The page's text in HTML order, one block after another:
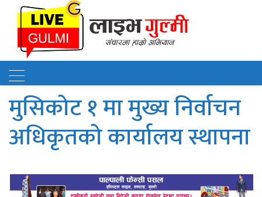
मुसिकोट १ मा मुख्य निर्वाचन
अधिकृतको कार्यालय स्थापना